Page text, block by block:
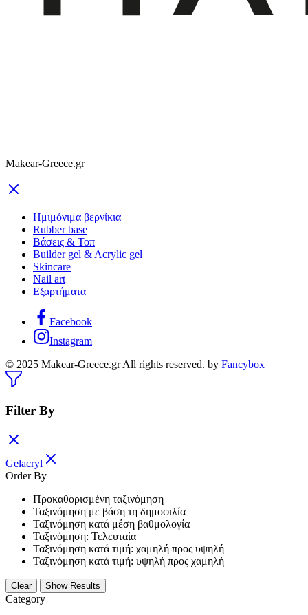
Makear-Greece.gr
Ημιμόνιμα βερνίκια
Rubber base
Βάσεις & Τοπ
Builder gel & Acrylic gel
Skincare
Nail art
Εξαρτήματα
Facebook
Instagram
© 2025 Makear-Greece.gr All rights reserved. by Fancybox
Filter By
Gelacryl
Order By
Προκαθορισμένη ταξινόμηση
Ταξινόμηση με βάση τη δημοφιλία
Ταξινόμηση κατά μέση βαθμολογία
Ταξινόμηση: Τελευταία
Ταξινόμηση κατά τιμή: χαμηλή προς υψηλή
Ταξινόμηση κατά τιμή: υψηλή προς χαμηλή
Clear Show Results
Category